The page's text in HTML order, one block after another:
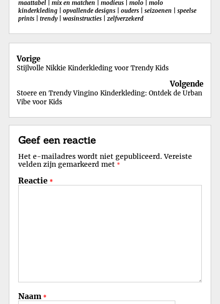
maattabel
mix en matchen modieus molo
molo
kinderkleding
opvallende designs ouders seizoenen
speelse
prints
trendy| wasinstructies zelfverzekerd
Berichtnavigatie
Vorige
Stijlvolle Nikkie Kinderkleding voor Trendy Kids
Volgende
Stoere en Trendy Vingino Kinderkleding: Ontdek de Urban
Vibe voor Kids
Geef een reactie
Het e-mailadres wordt niet gepubliceerd. Vereiste
velden zijn gemarkeerd met *
Reactie *
Naam *